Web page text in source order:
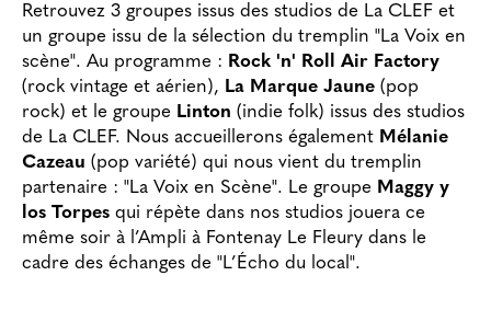
Retrouvez 3 groupes issus des studios de La CLEF et
un groupe issu de la sélection du tremplin "La Voix en
scène". Au programme : Rock 'n' Roll Air Factory
(rock vintage et aérien), La Marque Jaune (pop
rock) et le groupe Linton (indie folk) issus des studios
de La CLEF. Nous accueillerons également Mélanie
Cazeau (pop variété) qui nous vient du tremplin
partenaire : "La Voix en Scène". Le groupe Maggy y
los Torpes qui répète dans nos studios jouera ce
même soir à l’Ampli à Fontenay Le Fleury dans le
cadre des échanges de "L’Écho du local".